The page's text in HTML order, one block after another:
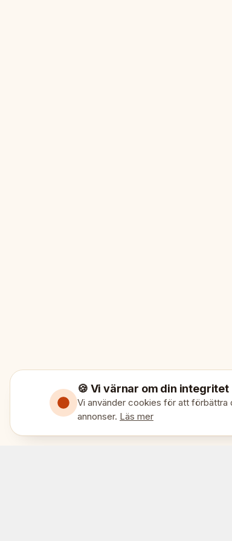
🍪 Vi värnar om din integritet
Vi använder cookies för att förbättra
annonser. Läs mer